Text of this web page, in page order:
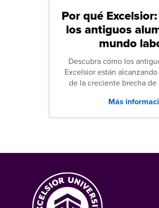
Por qué
los antiguos
mundo
Descubra cómo los
Excelsior están
de la creciente brecha
tanto las empresas
graduados en todo
Más